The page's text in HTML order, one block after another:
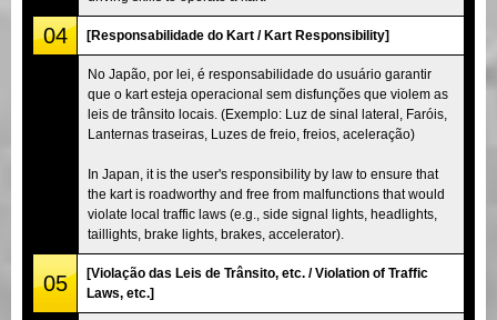
04 [Responsabilidade do Kart / Kart Responsibility]
No Japão, por lei, é responsabilidade do usuário garantir
que o kart esteja operacional sem disfunções que violem as
leis de trânsito locais. (Exemplo: Luz de sinal lateral, Faróis,
Lanternas traseiras, Luzes de freio, freios, aceleração)
In Japan, it is the user's responsibility by law to ensure that
the kart is roadworthy and free from malfunctions that would
violate local traffic laws (e.g., side signal lights, headlights,
taillights, brake lights, brakes, accelerator).
05
[Violação das Leis de Trânsito, etc. / Violation of Traffic
Laws, etc.]